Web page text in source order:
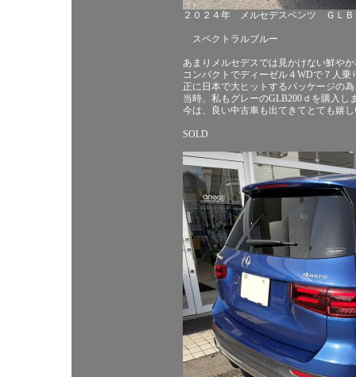
２０２４年 メルセデスベンツ ＧＬ
スペクトラルブルー
あまりメルセデスでは見かけない鮮や
コンパクトでディーゼル４WDで７人乗
正に日本で大ヒットするパッケージの
当時、私もグレーのGLB200ｄを購入
今は、良い中古車も出てきてとても嬉
SOLD